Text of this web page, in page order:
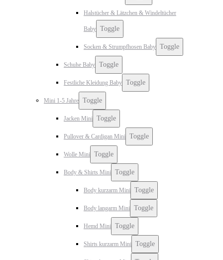
Halstücher & Lätzchen & Windeltücher
Baby Toggle
Socken & Strumpfhosen Baby Toggle
Schuhe Baby Toggle
Festliche Kleidung Baby Toggle
Mini 1-5 Jahre Toggle
Jacken Mini Toggle
Pullover & Cardigan Mini Toggle
Wolle Mini Toggle
Body & Shirts Mini Toggle
Body kurzarm Mini Toggle
Body langarm Mini Toggle
Hemd Mini Toggle
Shirts kurzarm Mini Toggle